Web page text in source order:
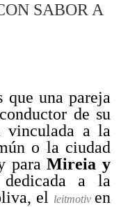
SABOR A
que una pareja
de su
vinculada a la
o la ciudad
paraMireia y
a la
el leitmotiv en